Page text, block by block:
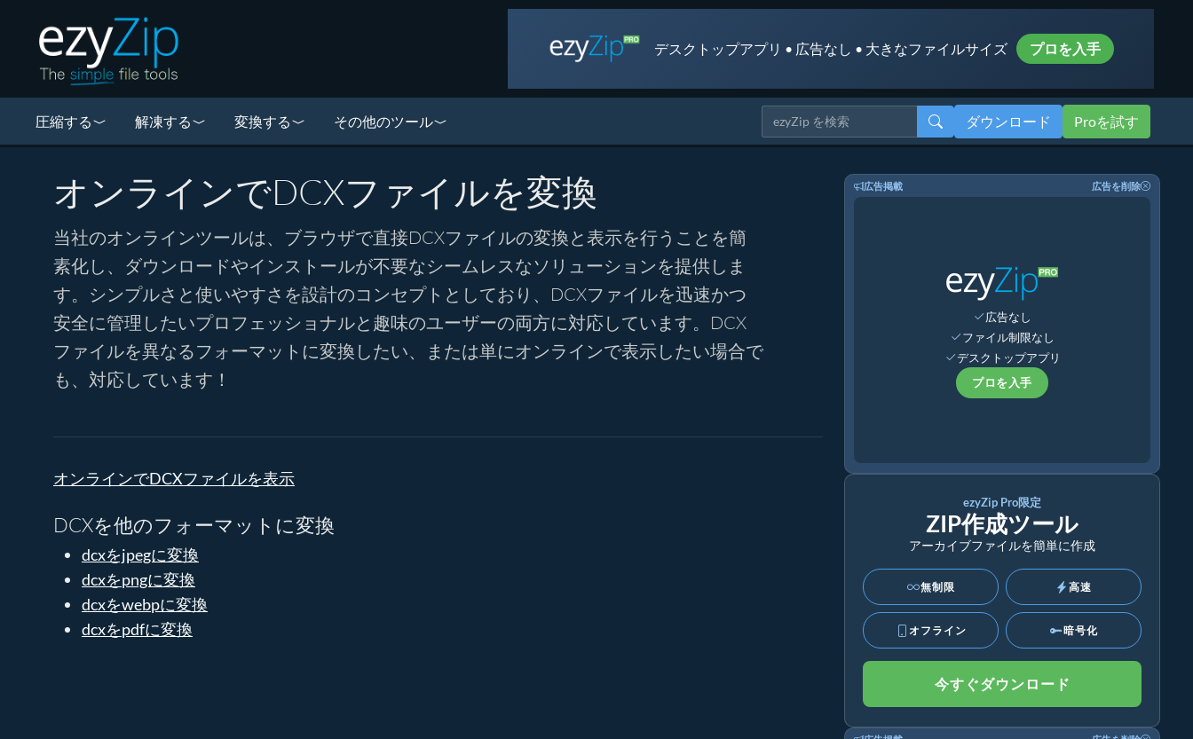
デスクトップアプリ • 広告なし • 大きなファイルサイズ プロを入手
圧縮する 解凍する 変換する その他のツール ダウンロード Proを試す
オンラインでDCXファイルを変換
当社のオンラインツールは、ブラウザで直接DCXファイルの変換と表示を行うことを簡
素化し、ダウンロードやインストールが不要なシームレスなソリューションを提供しま
す。シンプルさと使いやすさを設計のコンセプトとしており、DCXファイルを迅速かつ
安全に管理したいプロフェッショナルと趣味のユーザーの両方に対応しています。DCX
ファイルを異なるフォーマットに変換したい、または単にオンラインで表示したい場合で
も、対応しています！
オンラインでDCXファイルを表示
DCXを他のフォーマットに変換
dcxをjpegに変換
dcxをpngに変換
dcxをwebpに変換
dcxをpdfに変換
広告掲載 広告を削除
広告なし
ファイル制限なし
デスクトップアプリ
プロを入手
ezyZip Pro限定
ZIP作成ツール
アーカイブファイルを簡単に作成
無制限 高速
オフライン 暗号化
今すぐダウンロード